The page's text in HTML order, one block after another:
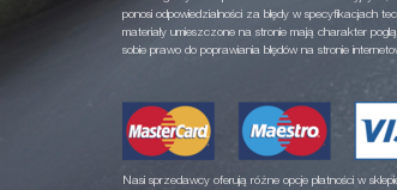
ponosi odpowiedzialności za błędy w specyfikacjach
materiały umieszczone na stronie mają charakter
sobie prawo do poprawiania błędów na stronie
Nasi sprzedawcy oferują różne opcje płatności w